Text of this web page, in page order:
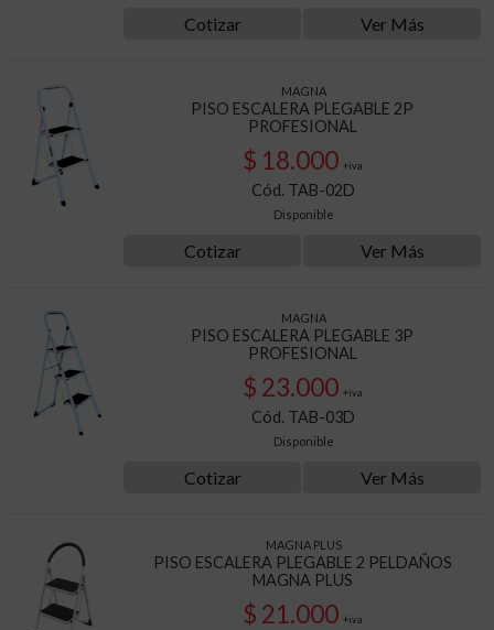
Cotizar Ver Más
MAGNA
PISO ESCALERA PLEGABLE 2P
PROFESIONAL
$ 18.000 +iva
Cód. TAB-02D
Disponible
Cotizar Ver Más
MAGNA
PISO ESCALERA PLEGABLE 3P
PROFESIONAL
$ 23.000 +iva
Cód. TAB-03D
Disponible
Cotizar Ver Más
MAGNA PLUS
PISO ESCALERA PLEGABLE 2 PELDAÑOS
MAGNA PLUS
$ 21.000 +iva